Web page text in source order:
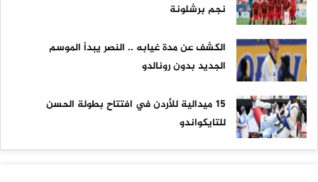
نجم برشلونة
الكشف عن مدة غيابه .. النصر يبدأ الموسم
الجديد بدون رونالدو
15 ميدالية للأردن في افتتاح بطولة الحسن
للتايكواندو